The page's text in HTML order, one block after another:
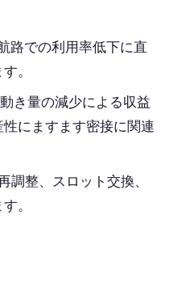
路での利用率低下に直
。
き量の減少による収益
にますます密接に関連
整、スロット交換、
。